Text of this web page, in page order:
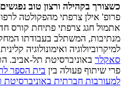
כשצורך בקהילה ורצון טוב נפגשים
פרופ' אילן צרפתי מהפקולטה
אתמול חגג צרפתי פתיחת קורס
מנתיבות, המשתלב בעבודתו
למיקרוביולוגיה ואימונולוגיה
סאקלר באוניברסיטת תל-אביב.
פרי שיתוף פעולה בין בית הספר
למעורבות חברתית באוניברסיטת